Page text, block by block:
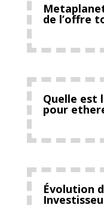
de l’offre
Quelle est
pour
Évolution